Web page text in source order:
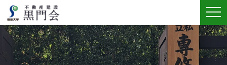
メ
ュ